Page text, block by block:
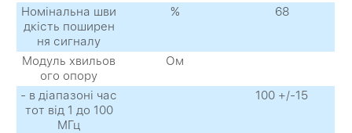
Номінальна шви
дкість поширен
ня сигналу
% 68
Модуль хвильов
ого опору
Ом
- в діапазоні час
тот від 1 до 100
МГц
100 +/-15